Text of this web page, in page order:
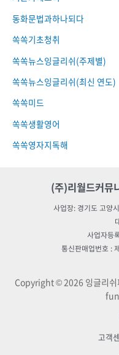
동화문법과하나되다
쏙쏙기초청취
쏙쏙뉴스잉글리쉬(주제별)
쏙쏙뉴스잉글리쉬(최신 연도)
쏙쏙미드
쏙쏙생활영어
쏙쏙영자지독해
(주)리월드커뮤
사업장: 경기도 고양
사업자등
통신판매업번호 :
Copyright © 2026 잉글리
고객